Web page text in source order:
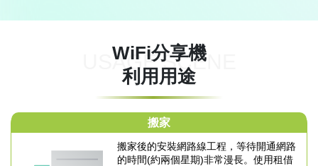
搬家
搬家後的安裝網路線工程，等待開通網路
的時間(約兩個星期)非常漫長。 使用租借
USAGE SCENE
WiFi分享機
利用用途